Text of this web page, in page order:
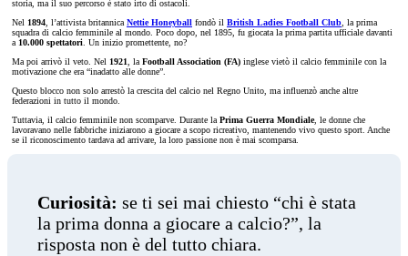
storia, ma il suo percorso è stato irto di ostacoli.
Nel 1894 , l’attivista britannica Nettie Honeyball fondò il British Ladies Football Club , la prima
squadra di calcio femminile al mondo. Poco dopo, nel 1895, fu giocata la prima partita ufficiale davanti
a 10.000 spettatori . Un inizio promettente, no?
Ma poi arrivò il veto. Nel 1921 , la Football Association (FA) inglese vietò il calcio femminile con la
motivazione che era “inadatto alle donne”.
Questo blocco non solo arrestò la crescita del calcio nel Regno Unito, ma influenzò anche altre
federazioni in tutto il mondo.
Tuttavia, il calcio femminile non scomparve. Durante la Prima Guerra Mondiale, le donne che
lavoravano nelle fabbriche iniziarono a giocare a scopo ricreativo, mantenendo vivo questo sport. Anche
se il riconoscimento tardava ad arrivare, la loro passione non è mai scomparsa.
Curiosità: se ti sei mai chiesto “chi è stata
la prima donna a giocare a calcio?”, la
risposta non è del tutto chiara.